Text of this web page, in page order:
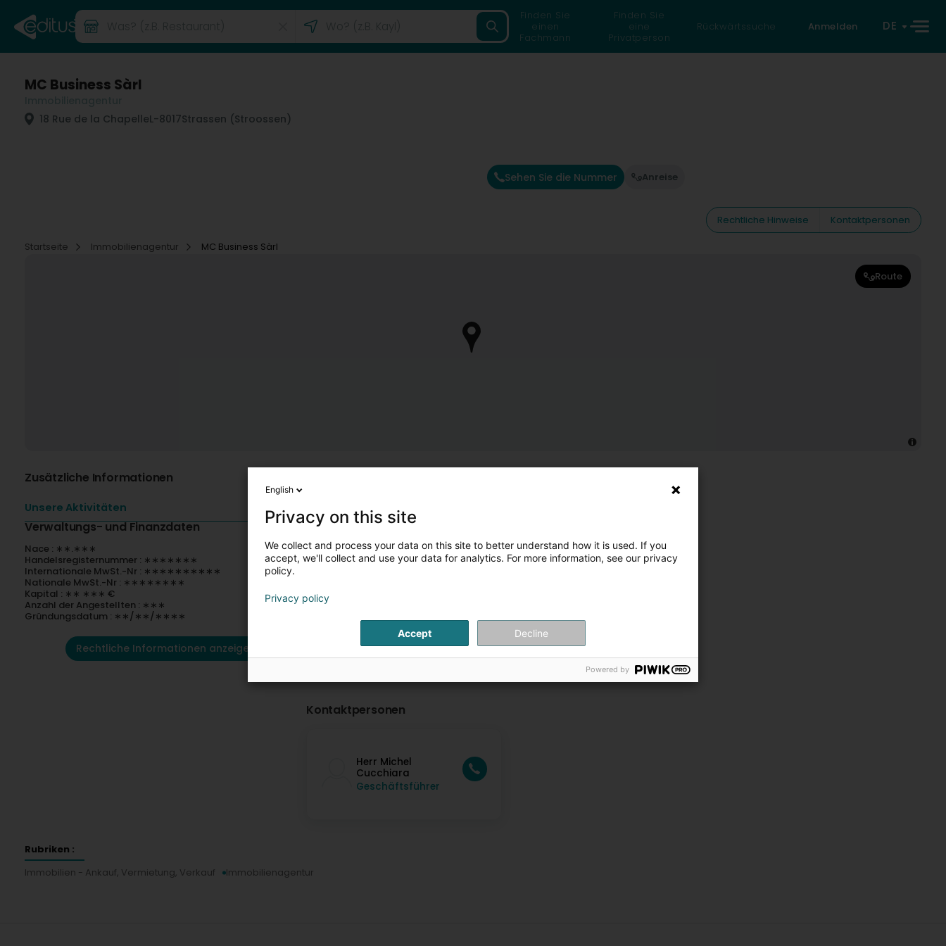
Finden Sie
einen
Fachmann
Finden Sie
eine
Privatperson
Rückwärtssuche Anmelden DE
MC Business Sàrl
18 Rue de la ChapelleL-8017Strassen (Stroossen)
Sehen Sie die Nummer Anreise
Rechtliche Hinweise
Kontaktpersonen
Startseite
Immobilienagentur MC Business Sàrl
Route
Zusätzliche Informationen
Unsere Aktivitäten
Verwaltungs- und Finanzdaten
Nace : ∗∗.∗∗∗
Handelsregisternummer : ∗∗∗∗∗∗∗
Internationale MwSt.-Nr : ∗∗∗∗∗∗∗∗∗∗
Nationale MwSt.-Nr : ∗∗∗∗∗∗∗∗
Kapital : ∗∗ ∗∗∗ €
Anzahl der Angestellten : ∗∗∗
Gründungsdatum : ∗∗/∗∗/∗∗∗∗
Rechtliche Informationen anzeigen
Kontaktpersonen
Herr Michel
Cucchiara
Geschäftsführer
Rubriken :
Immobilien - Ankauf, Vermietung, Verkauf
Immobilienagentur
English
Privacy on this site
We collect and process your data on this site to better understand how it is used. If you
accept, we'll collect and use your data for analytics. For more information, see our privacy
policy.
Privacy policy
Accept Decline
Powered by